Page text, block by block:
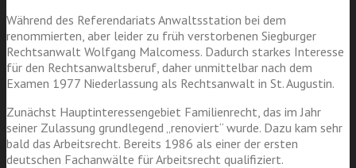
Während des Referendariats Anwaltsstation bei dem
renommierten, aber leider zu früh verstorbenen Siegburger
Rechtsanwalt Wolfgang Malcomess. Dadurch starkes Interesse
für den Rechtsanwaltsberuf, daher unmittelbar nach dem
Examen 1977 Niederlassung als Rechtsanwalt in St. Augustin.
Zunächst Hauptinteressengebiet Familienrecht, das im Jahr
seiner Zulassung grundlegend „renoviert“ wurde. Dazu kam sehr
bald das Arbeitsrecht. Bereits 1986 als einer der ersten
deutschen Fachanwälte für Arbeitsrecht qualifiziert.